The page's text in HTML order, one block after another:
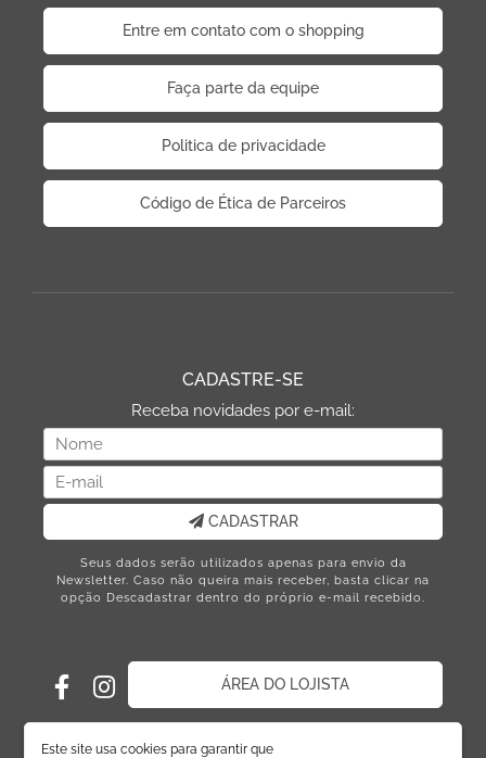
Este site usa cookies para garantir que
Entre em contato com o shopping
Faça parte da equipe
Politica de privacidade
Código de Ética de Parceiros
CADASTRE-SE
Receba novidades por e-mail:
CADASTRAR
Seus dados serão utilizados apenas para envio da
Newsletter. Caso não queira mais receber, basta clicar na
opção Descadastrar dentro do próprio e-mail recebido.
ÁREA DO LOJISTA